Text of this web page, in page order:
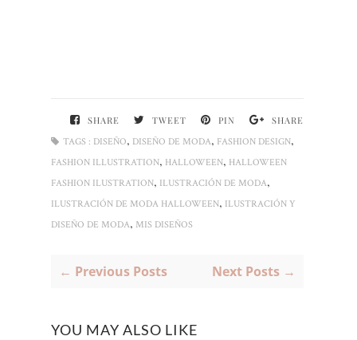
SHARE TWEET PIN
SHARE
TAGS : DISEÑO, DISEÑO DE MODA, FASHION DESIGN,
FASHION ILLUSTRATION, HALLOWEEN, HALLOWEEN
FASHION ILUSTRATION, ILUSTRACIÓN DE MODA,
ILUSTRACIÓN DE MODA HALLOWEEN, ILUSTRACIÓN Y
DISEÑO DE MODA, MIS DISEÑOS
← Previous Posts Next Posts →
YOU MAY ALSO LIKE